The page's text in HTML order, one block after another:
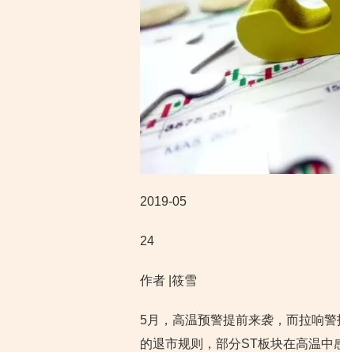
2019-05
24
作者 |筱雪
5月，高温预警提前来袭，而拉响
的退市规则，部分ST板块在高温中